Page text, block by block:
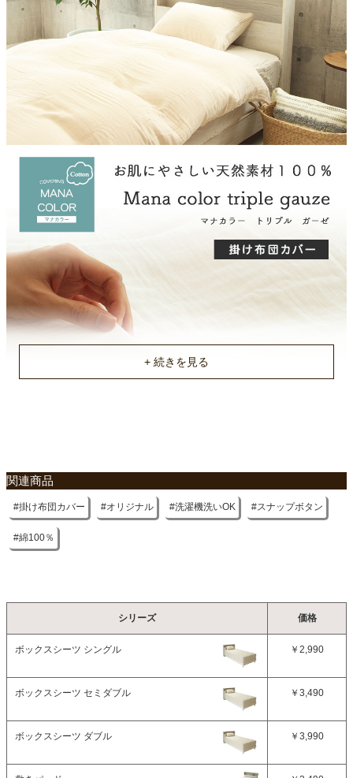
綿100%ガーゼ（40s 110/90）
スナップボタン
洗濯マーク
洗濯機OK（ネット使用）
原産国
関連商品
掛け布団カバー オリジナル 洗濯機洗いOK スナップボタン
綿100％
シリーズ 価格
ボックスシーツ シングル ￥2,990
ボックスシーツ セミダブル ￥3,490
ボックスシーツ ダブル ￥3,990